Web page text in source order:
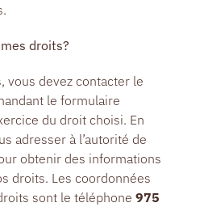
droits?
vous devez contacter le
le formulaire
du droit choisi. En
adresser à l’autorité de
obtenir des informations
droits. Les coordonnées
sont le téléphone 975